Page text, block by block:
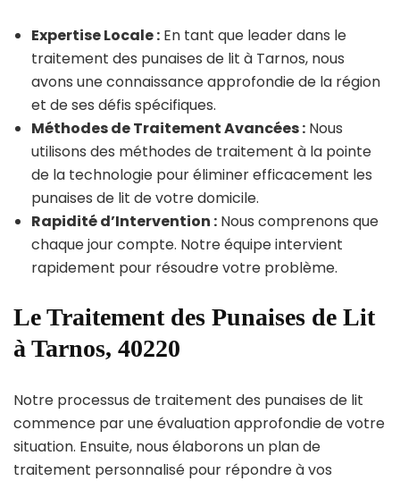
Expertise Locale : En tant que leader dans le
traitement des punaises de lit à Tarnos, nous
avons une connaissance approfondie de la région
et de ses défis spécifiques.
Méthodes de Traitement Avancées : Nous
utilisons des méthodes de traitement à la pointe
de la technologie pour éliminer efficacement les
punaises de lit de votre domicile.
Rapidité d’Intervention : Nous comprenons que
chaque jour compte. Notre équipe intervient
rapidement pour résoudre votre problème.
Le Traitement des Punaises de Lit
à Tarnos, 40220
Notre processus de traitement des punaises de lit
commence par une évaluation approfondie de votre
situation. Ensuite, nous élaborons un plan de
traitement personnalisé pour répondre à vos